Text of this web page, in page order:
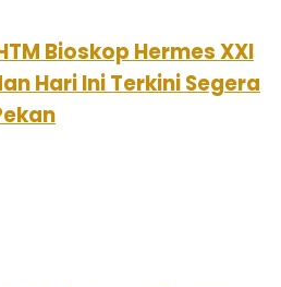
Bioskop Hermes XXI
Hari Ini Terkini Segera